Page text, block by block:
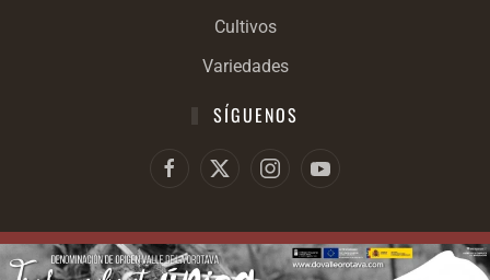
Cultivos
Variedades
SÍGUENOS